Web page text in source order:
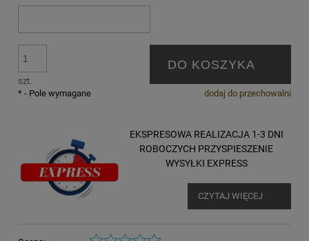
szt.
DO KOSZYKA
dodaj do przechowalni
* - Pole wymagane
EKSPRESOWA REALIZACJA 1-3 DNI
ROBOCZYCH PRZYSPIESZENIE
WYSYŁKI EXPRESS
CZYTAJ WIĘCEJ